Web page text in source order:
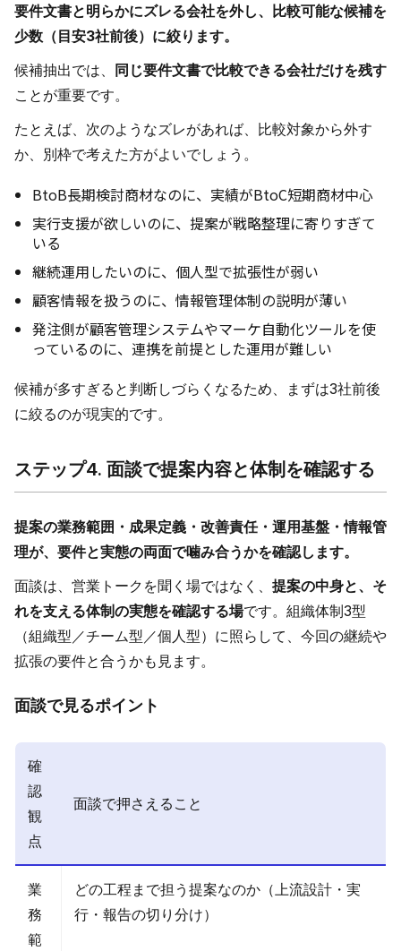
要件文書と明らかにズレる会社を外し、比較可能な候補を
少数（目安3社前後）に絞ります。
候補抽出では、
同じ要件文書で比較できる会社だけを残す
ことが重要です。
たとえば、次のようなズレがあれば、比較対象から外す
か、別枠で考えた方がよいでしょう。
BtoB長期検討商材なのに、実績がBtoC短期商材中心
実行支援が欲しいのに、提案が戦略整理に寄りすぎて
いる
継続運用したいのに、個人型で拡張性が弱い
顧客情報を扱うのに、情報管理体制の説明が薄い
発注側が顧客管理システムやマーケ自動化ツールを使
っているのに、連携を前提とした運用が難しい
候補が多すぎると判断しづらくなるため、まずは3社前後
に絞るのが現実的です。
ステップ4. 面談で提案内容と体制を確認する
提案の業務範囲・成果定義・改善責任・運用基盤・情報管
理が、要件と実態の両面で噛み合うかを確認します。
面談は、営業トークを聞く場ではなく、 提案の中身と、そ
れを支える体制の実態を確認する場です。組織体制3型
（組織型／チーム型／個人型）に照らして、今回の継続や
拡張の要件と合うかも見ます。
面談で見るポイント
確
認
観
点
面談で押さえること
業
務
範
どの工程まで担う提案なのか（上流設計・実
行・報告の切り分け）